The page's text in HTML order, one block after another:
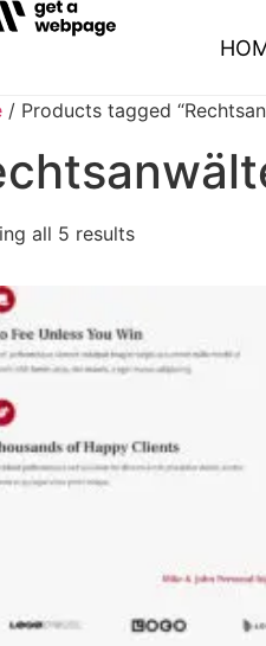
/ Products tagged
all 5 results